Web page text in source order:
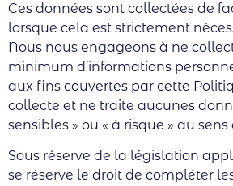
Ces données sont collectées de
lorsque cela est strictement
Nous nous engageons à ne
minimum d’informations
aux fins couvertes par cette
collecte et ne traite aucunes
sensibles » ou « à risque » au sens
Sous réserve de la législation
se réserve le droit de compléter